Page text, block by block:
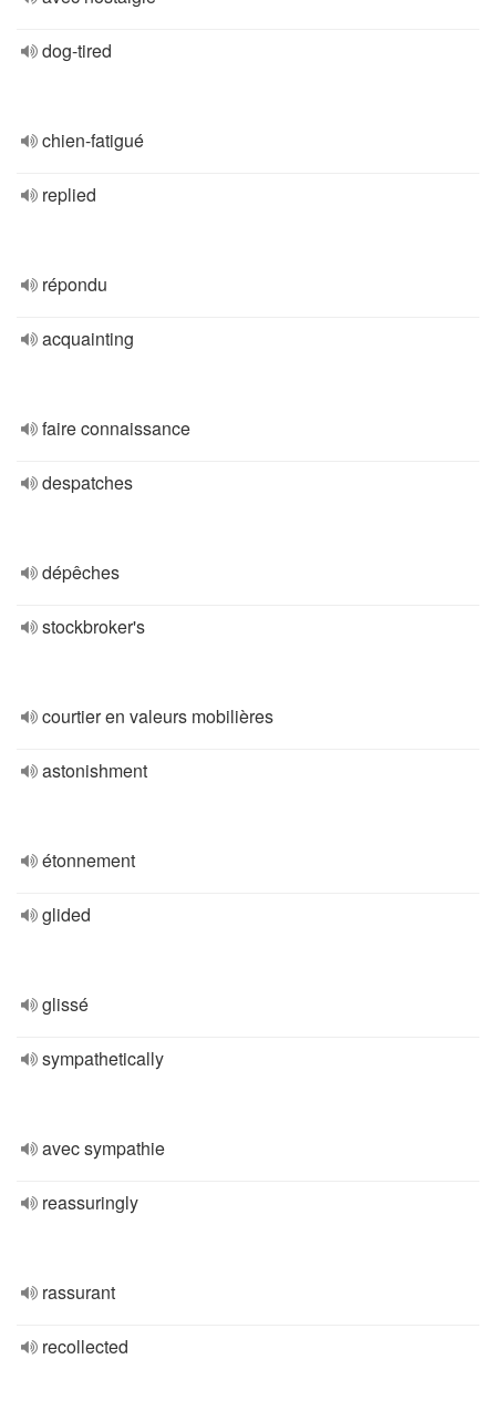
dog-tired
chien-fatigué
replied
répondu
acquainting
faire connaissance
despatches
dépêches
stockbroker's
courtier en valeurs mobilières
astonishment
étonnement
glided
glissé
sympathetically
avec sympathie
reassuringly
rassurant
recollected